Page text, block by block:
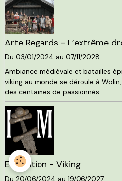
Arte Regards - L’extrême
Du 03/01/2024 au 07/11/2028
Ambiance médiévale et batailles
viking au monde se déroule à
des centaines de passionnés ...
Exposition - Viking
Du 20/06/2024 au 19/06/2027